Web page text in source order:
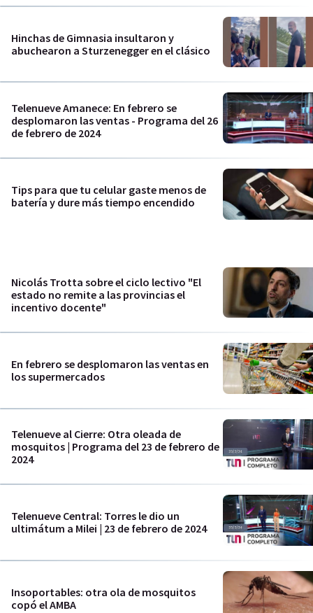
Hinchas de Gimnasia insultaron y
abuchearon a Sturzenegger en el clásico
Telenueve Amanece: En febrero se
desplomaron las ventas - Programa del 26
de febrero de 2024
Tips para que tu celular gaste menos de
batería y dure más tiempo encendido
Nicolás Trotta sobre el ciclo lectivo "El
estado no remite a las provincias el
incentivo docente"
En febrero se desplomaron las ventas en
los supermercados
Telenueve al Cierre: Otra oleada de
mosquitos | Programa del 23 de febrero de
2024
Telenueve Central: Torres le dio un
ultimátum a Milei | 23 de febrero de 2024
Insoportables: otra ola de mosquitos
copó el AMBA